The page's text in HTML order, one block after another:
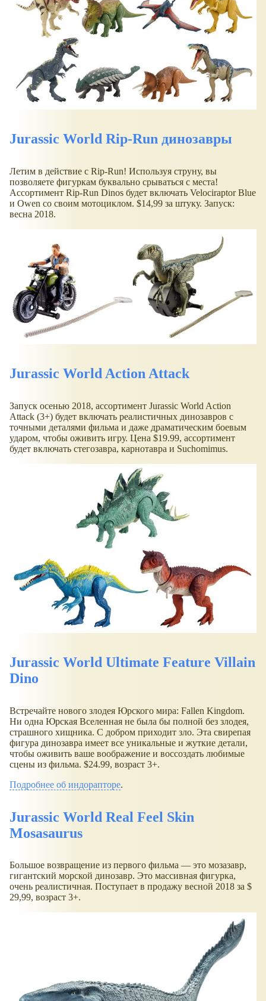
Jurassic World Rip-Run динозавры
Летим в действие с Rip-Run! Используя струну, вы
позволяете фигуркам буквально срываться с места!
Ассортимент Rip-Run Dinos будет включать Velociraptor Blue
и Owen со своим мотоциклом. $14,99 за штуку. Запуск:
весна 2018.
Jurassic World Action Attack
Запуск осенью 2018, ассортимент Jurassic World Action
Attack (3+) будет включать реалистичных динозавров с
точными деталями фильма и даже драматическим боевым
ударом, чтобы оживить игру. Цена $19.99, ассортимент
будет включать стегозавра, карнотавра и Suchomimus.
Jurassic World Ultimate Feature Villain
Dino
Встречайте нового злодея Юрского мира: Fallen Kingdom.
Ни одна Юрская Вселенная не была бы полной без злодея,
страшного хищника. С добром приходит зло. Эта свирепая
фигура динозавра имеет все уникальные и жуткие детали,
чтобы оживить ваше воображение и воссоздать любимые
сцены из фильма. $24.99, возраст 3+.
Подробнее об индорапторе.
Jurassic World Real Feel Skin
Mosasaurus
Большое возвращение из первого фильма — это мозазавр,
гигантский морской динозавр. Это массивная фигурка,
очень реалистичная. Поступает в продажу весной 2018 за $
29,99, возраст 3+.